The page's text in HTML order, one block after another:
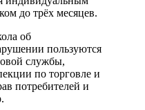
до трёх месяцев.
об
пользуются
службы,
по торговле и
потребителей и